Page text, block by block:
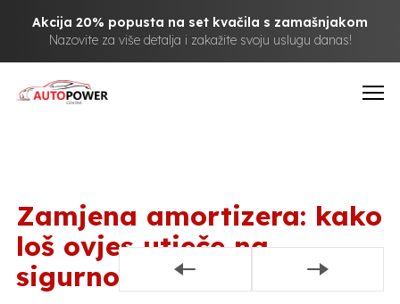
Akcija 20% popusta na set kvačila s zamašnjakom
Nazovite za više detalja i zakažite svoju uslugu danas!
Zamjena amortizera: kako
loš ovjes utječe na
sigurnost na cesti